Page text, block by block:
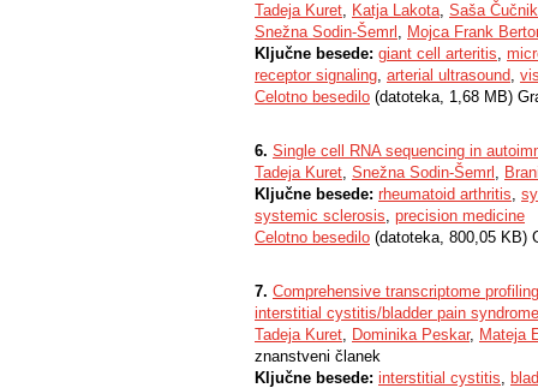
Tadeja Kuret, Katja Lakota, Saša Čučnik
Snežna Sodin-Šemrl , Mojca Frank
Ključne besede: giant cell arteritis,
receptor signaling, arterial ultrasound,
Celotno besedilo (datoteka, 1,68 MB)
6. Single cell RNA sequencing in
Tadeja Kuret, Snežna Sodin-Šemrl ,
Ključne besede: rheumatoid arthritis,
systemic sclerosis, precision medicine
Celotno besedilo (datoteka, 800,05 KB)
7. Comprehensive transcriptome
interstitial cystitis/bladder pain
Tadeja Kuret, Dominika Peskar, Mateja
znanstveni članek
Ključne besede: interstitial cystitis,